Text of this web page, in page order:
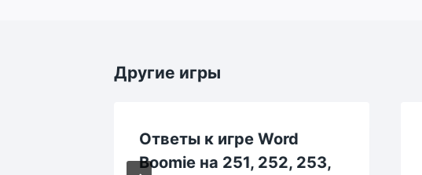
Другие игры
Ответы к игре Word
Boomie на 251, 252, 253,